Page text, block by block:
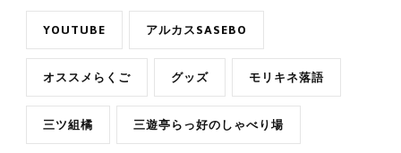
YOUTUBE アルカスSASEBO
オススメらくご グッズ モリキネ落語
三ツ組橘 三遊亭らっ好のしゃべり場